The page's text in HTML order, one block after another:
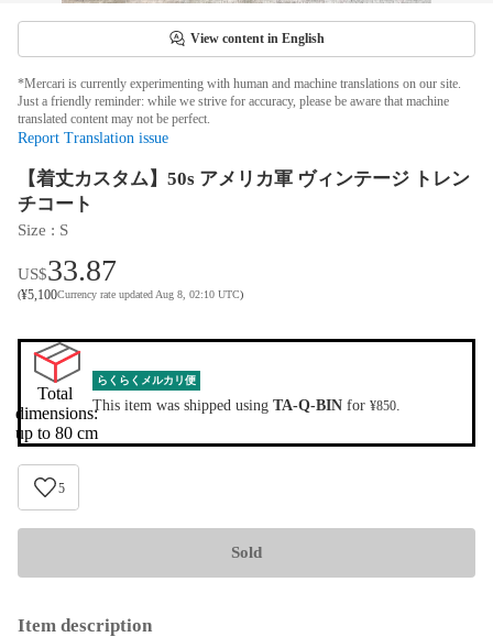
View content in English
*Mercari is currently experimenting with human and machine translations on our site.
Just a friendly reminder: while we strive for accuracy, please be aware that machine
translated content may not be perfect.
Report Translation issue
【着丈カスタム】50s アメリカ軍 ヴィンテージ トレン
チコート
Size : S
US$33.87
(¥5,100Currency rate updated Aug 8, 02:10 UTC)
Total
dimensions:
up to 80 cm
らくらくメルカリ便
This item was shipped using TA-Q-BIN for ¥850.
5
Sold
Item description